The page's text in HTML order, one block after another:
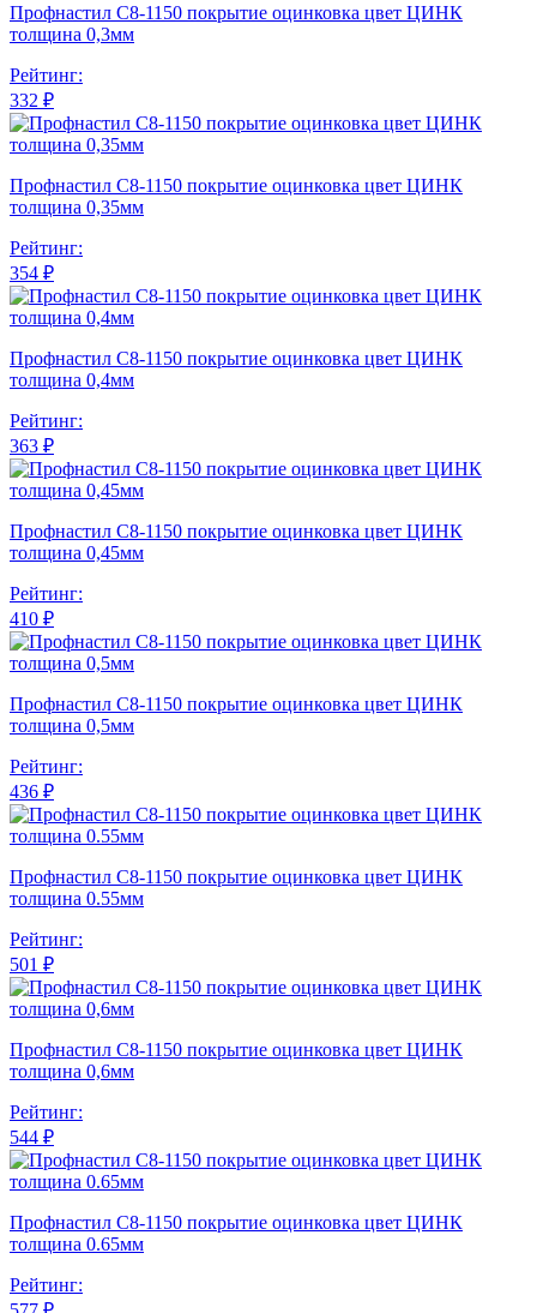
Профнастил С8-1150 покрытие оцинковка цвет ЦИНК
толщина 0,3мм
Рейтинг:
332 ₽
Профнастил С8-1150 покрытие оцинковка цвет ЦИНК
толщина 0,35мм
Рейтинг:
354 ₽
Профнастил С8-1150 покрытие оцинковка цвет ЦИНК
толщина 0,4мм
Рейтинг:
363 ₽
Профнастил С8-1150 покрытие оцинковка цвет ЦИНК
толщина 0,45мм
Рейтинг:
410 ₽
Профнастил С8-1150 покрытие оцинковка цвет ЦИНК
толщина 0,5мм
Рейтинг:
436 ₽
Профнастил С8-1150 покрытие оцинковка цвет ЦИНК
толщина 0.55мм
Рейтинг:
501 ₽
Профнастил С8-1150 покрытие оцинковка цвет ЦИНК
толщина 0,6мм
Рейтинг:
544 ₽
Профнастил С8-1150 покрытие оцинковка цвет ЦИНК
толщина 0.65мм
Рейтинг: